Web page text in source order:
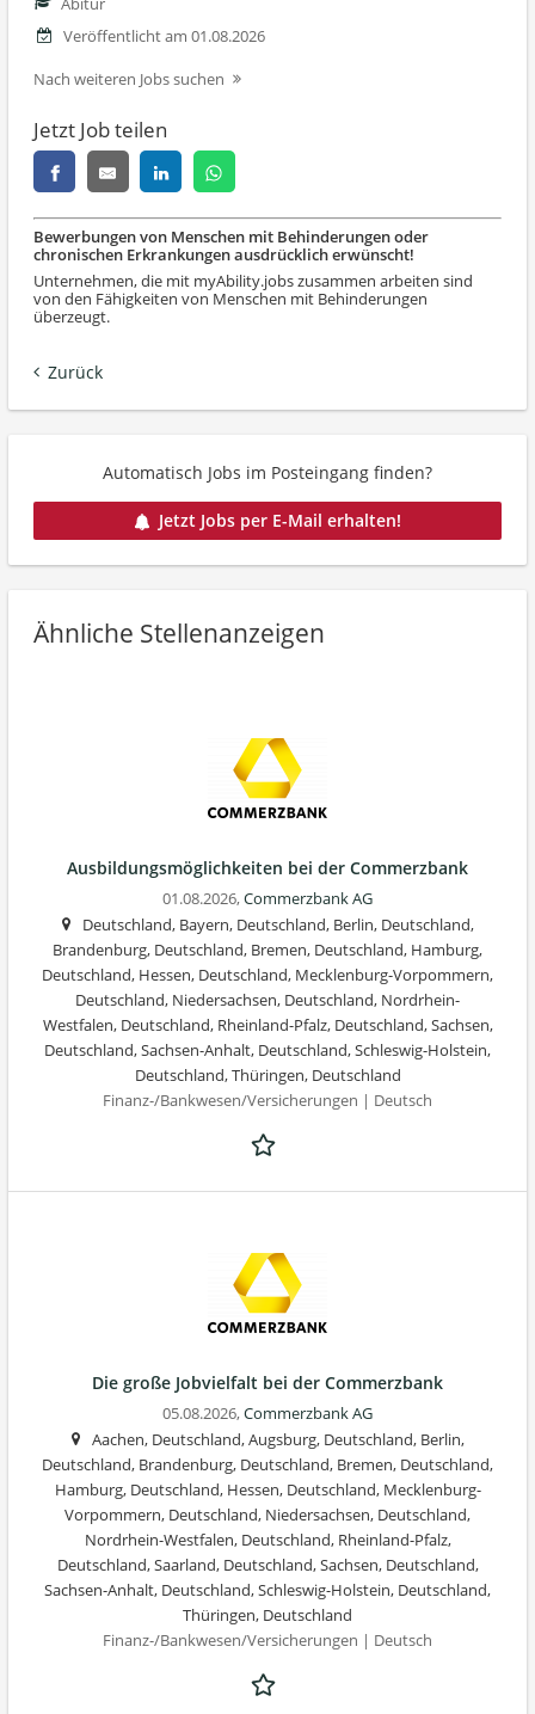
Abitur
Veröffentlicht am 01.08.2026
Nach weiteren Jobs suchen
Jetzt Job teilen
Bewerbungen von Menschen mit Behinderungen oder
chronischen Erkrankungen ausdrücklich erwünscht!
Unternehmen, die mit myAbility.jobs zusammen arbeiten sind
von den Fähigkeiten von Menschen mit Behinderungen
überzeugt.
Zurück
Automatisch Jobs im Posteingang finden?
Jetzt Jobs per E-Mail erhalten!
Ähnliche Stellenanzeigen
Ausbildungsmöglichkeiten bei der Commerzbank
01.08.2026,Commerzbank AG
Deutschland, Bayern, Deutschland, Berlin, Deutschland,
Brandenburg, Deutschland, Bremen, Deutschland, Hamburg,
Deutschland, Hessen, Deutschland, Mecklenburg-Vorpommern,
Deutschland, Niedersachsen, Deutschland, Nordrhein-
Westfalen, Deutschland, Rheinland-Pfalz, Deutschland, Sachsen,
Deutschland, Sachsen-Anhalt, Deutschland, Schleswig-Holstein,
Deutschland, Thüringen, Deutschland
Finanz-/Bankwesen/Versicherungen | Deutsch
Die große Jobvielfalt bei der Commerzbank
05.08.2026,Commerzbank AG
Aachen, Deutschland, Augsburg, Deutschland, Berlin,
Deutschland, Brandenburg, Deutschland, Bremen, Deutschland,
Hamburg, Deutschland, Hessen, Deutschland, Mecklenburg-
Vorpommern, Deutschland, Niedersachsen, Deutschland,
Nordrhein-Westfalen, Deutschland, Rheinland-Pfalz,
Deutschland, Saarland, Deutschland, Sachsen, Deutschland,
Sachsen-Anhalt, Deutschland, Schleswig-Holstein, Deutschland,
Thüringen, Deutschland
Finanz-/Bankwesen/Versicherungen | Deutsch